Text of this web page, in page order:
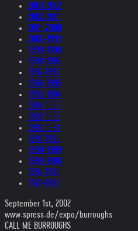
2003-2002
2002-2001
2001-2000
2000-1999
1999-1998
1998-1997
1997-1996
1996-1995
1995-1994
1994-1993
1993-1992
1992-1991
1991-1990
1990-1989
1989-1988
1987-1980
1979-1969
September 1st, 2002
www.spress.de/expo/burroughs
CALL ME BURROUGHS